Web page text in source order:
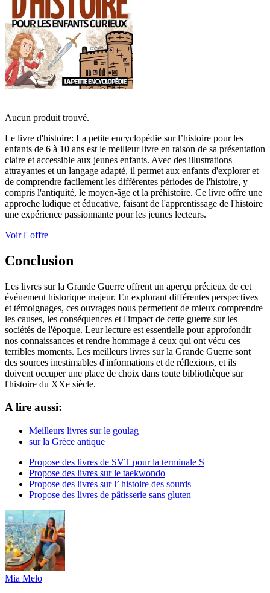
Aucun produit trouvé.
Le livre d'histoire: La petite encyclopédie sur l’histoire pour les
enfants de 6 à 10 ans est le meilleur livre en raison de sa présentation
claire et accessible aux jeunes enfants. Avec des illustrations
attrayantes et un langage adapté, il permet aux enfants d'explorer et
de comprendre facilement les différentes périodes de l'histoire, y
compris l'antiquité, le moyen-âge et la préhistoire. Ce livre offre une
approche ludique et éducative, faisant de l'apprentissage de l'histoire
une expérience passionnante pour les jeunes lecteurs.
Voir l' offre
Conclusion
Les livres sur la Grande Guerre offrent un aperçu précieux de cet
événement historique majeur. En explorant différentes perspectives
et témoignages, ces ouvrages nous permettent de mieux comprendre
les causes, les conséquences et l'impact de cette guerre sur les
sociétés de l'époque. Leur lecture est essentielle pour approfondir
nos connaissances et rendre hommage à ceux qui ont vécu ces
terribles moments. Les meilleurs livres sur la Grande Guerre sont
des sources inestimables d'informations et de réflexions, et ils
doivent occuper une place de choix dans toute bibliothèque sur
l'histoire du XXe siècle.
A lire aussi:
Meilleurs livres sur le goulag
sur la Grèce antique
Propose des livres de SVT pour la terminale S
Propose des livres sur le taekwondo
Propose des livres sur l’ histoire des sourds
Propose des livres de pâtisserie sans gluten
Mia Melo